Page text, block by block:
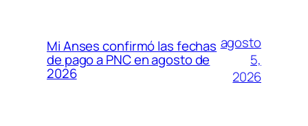
Mi Anses confirmó las fechas
de pago a PNC en agosto de
2026
agosto
5,
2026